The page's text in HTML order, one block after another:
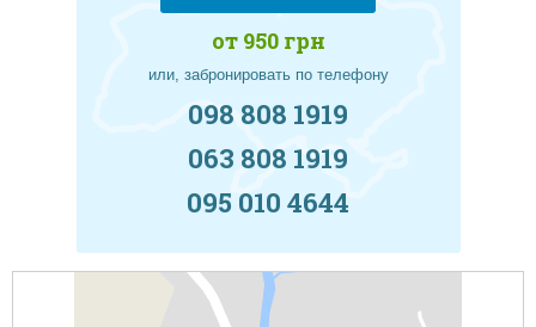
от 950 грн
или, забронировать по телефону
098 808 1919
063 808 1919
095 010 4644